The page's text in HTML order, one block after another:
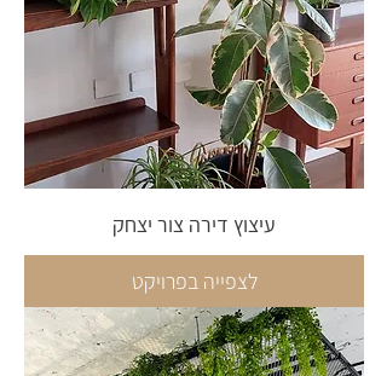
עיצוץ דירה צור יצחק
לצפייה בפרויקט